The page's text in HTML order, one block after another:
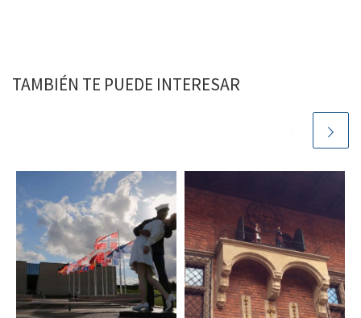
TAMBIÉN TE PUEDE INTERESAR